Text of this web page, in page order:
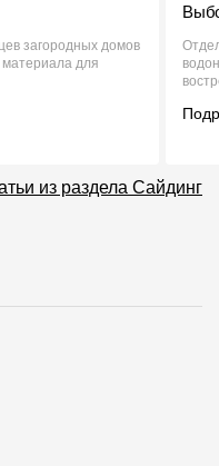
загородных домов
материала для
из раздела Сайдинг